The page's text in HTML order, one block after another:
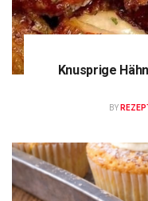
Knusprige
BY